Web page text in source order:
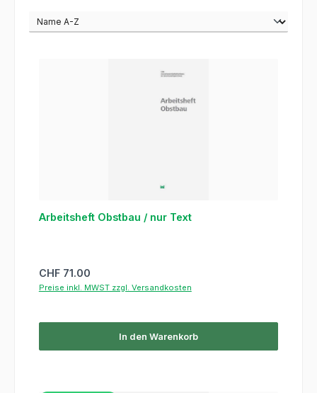
Arbeitsheft Obstbau / nur Text
Regulärer Preis:
CHF 71.00
Preise inkl. MWST zzgl. Versandkosten
In den Warenkorb